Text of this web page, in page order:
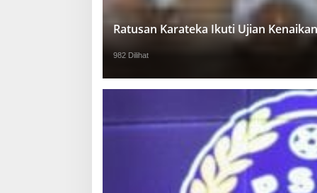
Ratusan Karateka Ikuti Ujian
982 Dilihat